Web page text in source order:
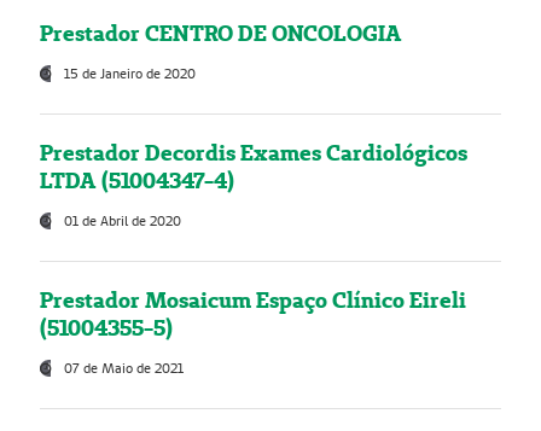
Prestador CENTRO DE ONCOLOGIA
15 de Janeiro de 2020
Prestador Decordis Exames Cardiológicos
LTDA (51004347-4)
01 de Abril de 2020
Prestador Mosaicum Espaço Clínico Eireli
(51004355-5)
07 de Maio de 2021